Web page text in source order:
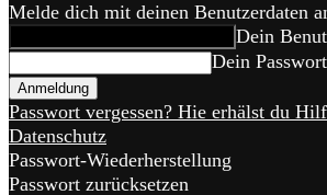
Melde dich mit deinen Benutzerdaten
Dein
Dein Passwort
Passwort vergessen? Hie erhälst du
Datenschutz
Passwort-Wiederherstellung
Passwort zurücksetzen